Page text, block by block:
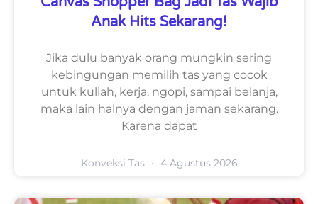
Anak Hits Sekarang!
Jika dulu banyak orang mungkin sering
kebingungan memilih tas yang cocok
untuk kuliah, kerja, ngopi, sampai belanja,
maka lain halnya dengan jaman sekarang.
Karena dapat
Konveksi Tas 4 Agustus 2026